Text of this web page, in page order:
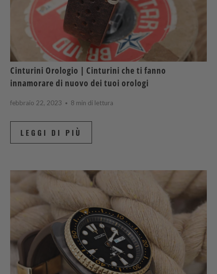
Cinturini Orologio | Cinturini che ti fanno
innamorare di nuovo dei tuoi orologi
febbraio 22, 2023 8 min di lettura
LEGGI DI PIÙ